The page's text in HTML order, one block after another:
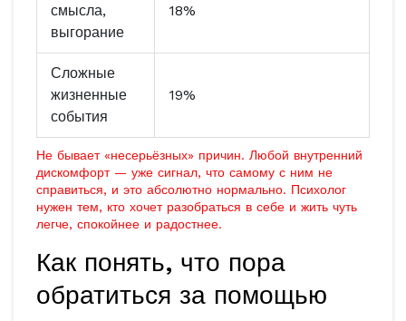
смысла,
выгорание
18%
Сложные
жизненные
события
19%
Не бывает «несерьёзных» причин. Любой внутренний
дискомфорт — уже сигнал, что самому с ним не
справиться, и это абсолютно нормально. Психолог
нужен тем, кто хочет разобраться в себе и жить чуть
легче, спокойнее и радостнее.
Как понять, что пора
обратиться за помощью